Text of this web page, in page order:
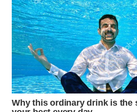
WN
MAJALENGKA
WN
SUBANG
WN
SUKABUMI